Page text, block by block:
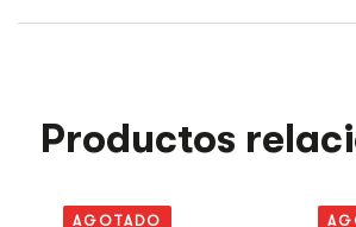
Productos
AGOTADO